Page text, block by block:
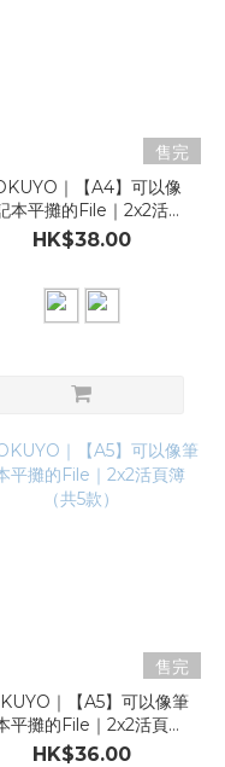
售完
｜【A4】可以像
本平攤的File｜2x2活頁
簿（共2款）
HK$38.00
售完
｜【A5】可以像筆
平攤的File｜2x2活頁簿
（共5款）
HK$36.00